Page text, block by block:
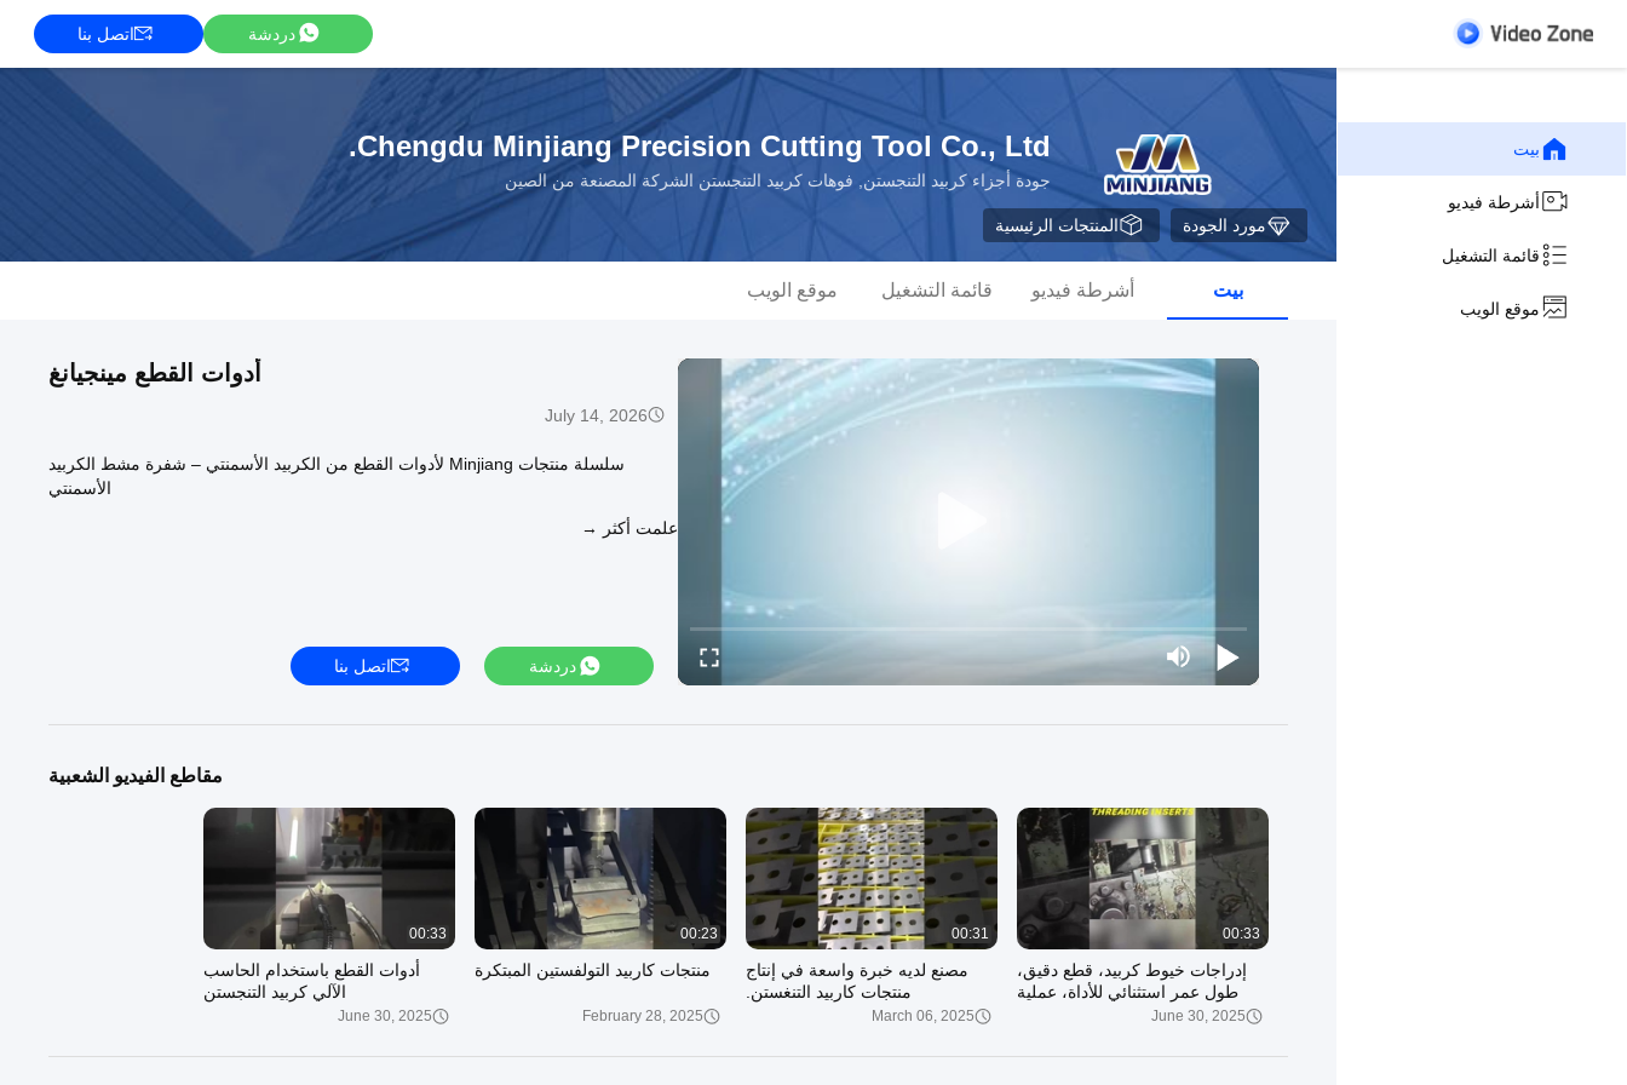
دردشة اتصل بنا
بيت
أشرطة فيديو
قائمة التشغيل
موقع الويب
Chengdu Minjiang Precision Cutting Tool Co., Ltd.
جودة أجزاء كربيد التنجستن, فوهات كربيد التنجستن الشركة المصنعة من الصين
مورد الجودة المنتجات الرئيسية
بيت أشرطة فيديو قائمة التشغيل موقع الويب
أدوات القطع مينجيانغ
July 14, 2026
سلسلة منتجات Minjiang لأدوات القطع من الكربيد الأسمنتي – شفرة مشط الكربيد
الأسمنتي
علمت أكثر →
دردشة اتصل بنا
مقاطع الفيديو الشعبية
00:33
إدراجات خيوط كربيد، قطع دقيق،
طول عمر استثنائي للأداة، عملية
June 30, 2025
00:31
مصنع لديه خبرة واسعة في إنتاج
منتجات كاربيد التنغستن.
March 06, 2025
00:23
منتجات كاربيد التولفستين المبتكرة
February 28, 2025
00:33
أدوات القطع باستخدام الحاسب
الآلي كربيد التنجستن
June 30, 2025